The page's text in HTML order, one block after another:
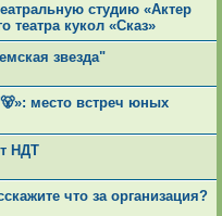
студию «Актер
театра кукол «Сказ»
звезда"
место встреч юных
НДТ
что за организация?